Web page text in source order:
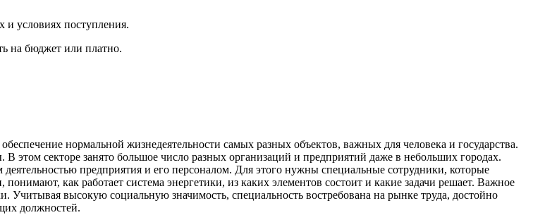
и условиях поступления.
на бюджет или платно.
нормальной жизнедеятельности самых разных объектов, важных для человека и государства.
этом секторе занято большое число разных организаций и предприятий даже в небольших городах.
предприятия и его персоналом. Для этого нужны специальные сотрудники, которые
как работает система энергетики, из каких элементов состоит и какие задачи решает. Важное
высокую социальную значимость, специальность востребована на рынке труда, достойно
должностей.